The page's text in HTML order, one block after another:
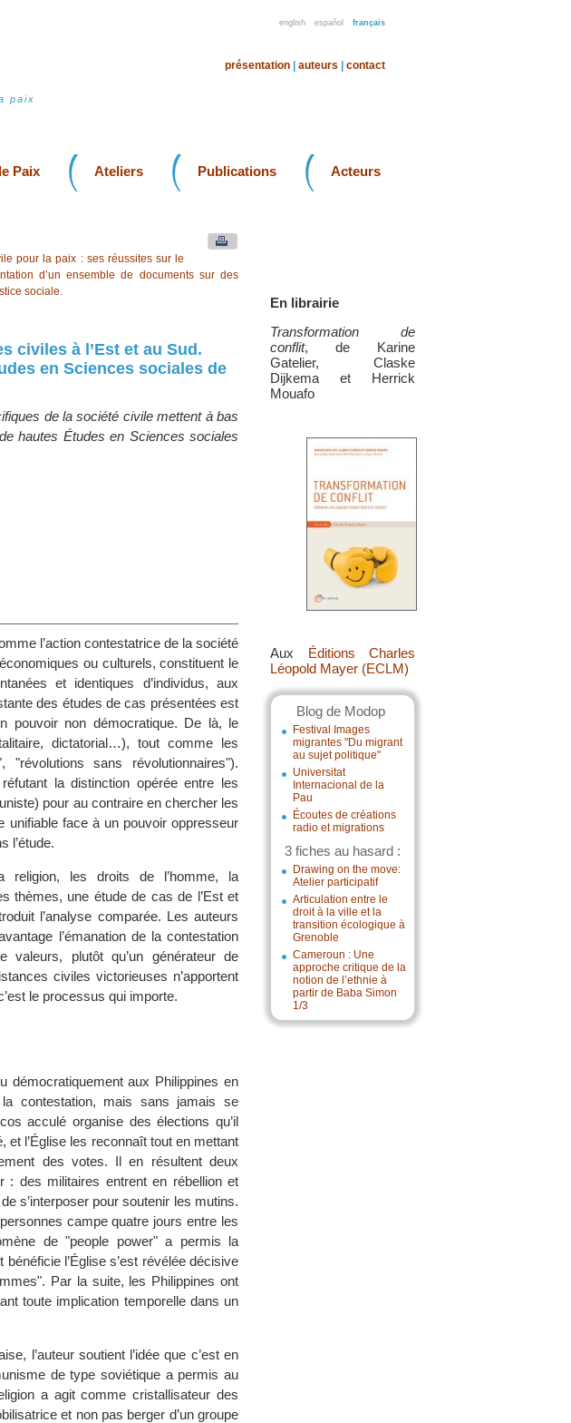
english español français
paix
présentation auteurs contact
Paix Ateliers Publications Acteurs
En librairie
Transformation de
conflit, de Karine
Gatelier, Claske
Dijkema et Herrick
Mouafo
Aux Éditions Charles
Léopold Mayer (ECLM)
Blog de Modop
Festival Images
migrantes "Du migrant
au sujet politique"
Universitat
Internacional de la
Pau
Écoutes de créations
radio et migrations
3 fiches au hasard :
Drawing on the move:
Atelier participatif
Articulation entre le
droit à la ville et la
transition écologique à
Grenoble
Cameroun : Une
approche critique de la
notion de l’ethnie à
partir de Baba Simon
1/3
pour la paix : ses réussites sur le
d’un ensemble de documents sur des
sociale.
civiles à l’Est et au Sud.
en Sciences sociales de
de la société civile mettent à bas
hautes Études en Sciences sociales
l’action contestatrice de la société
ou culturels, constituent le
et identiques d’individus, aux
des études de cas présentées est
pouvoir non démocratique. De là, le
dictatorial…), tout comme les
sans révolutionnaires").
réfutant la distinction opérée entre les
pour au contraire en chercher les
unifiable face à un pouvoir oppresseur
l’étude.
religion, les droits de l’homme, la
thèmes, une étude de cas de l’Est et
l’analyse comparée. Les auteurs
l’émanation de la contestation
valeurs, plutôt qu’un générateur de
civiles victorieuses n’apportent
le processus qui importe.
démocratiquement aux Philippines en
la contestation, mais sans jamais se
acculé organise des élections qu’il
et l’Église les reconnaît tout en mettant
des votes. Il en résultent deux
: des militaires entrent en rébellion et
s’interposer pour soutenir les mutins.
campe quatre jours entre les
de "people power" a permis la
bénéficie l’Église s’est révélée décisive
Par la suite, les Philippines ont
toute implication temporelle dans un
l’auteur soutient l’idée que c’est en
de type soviétique a permis au
a agit comme cristallisateur des
et non pas berger d’un groupe